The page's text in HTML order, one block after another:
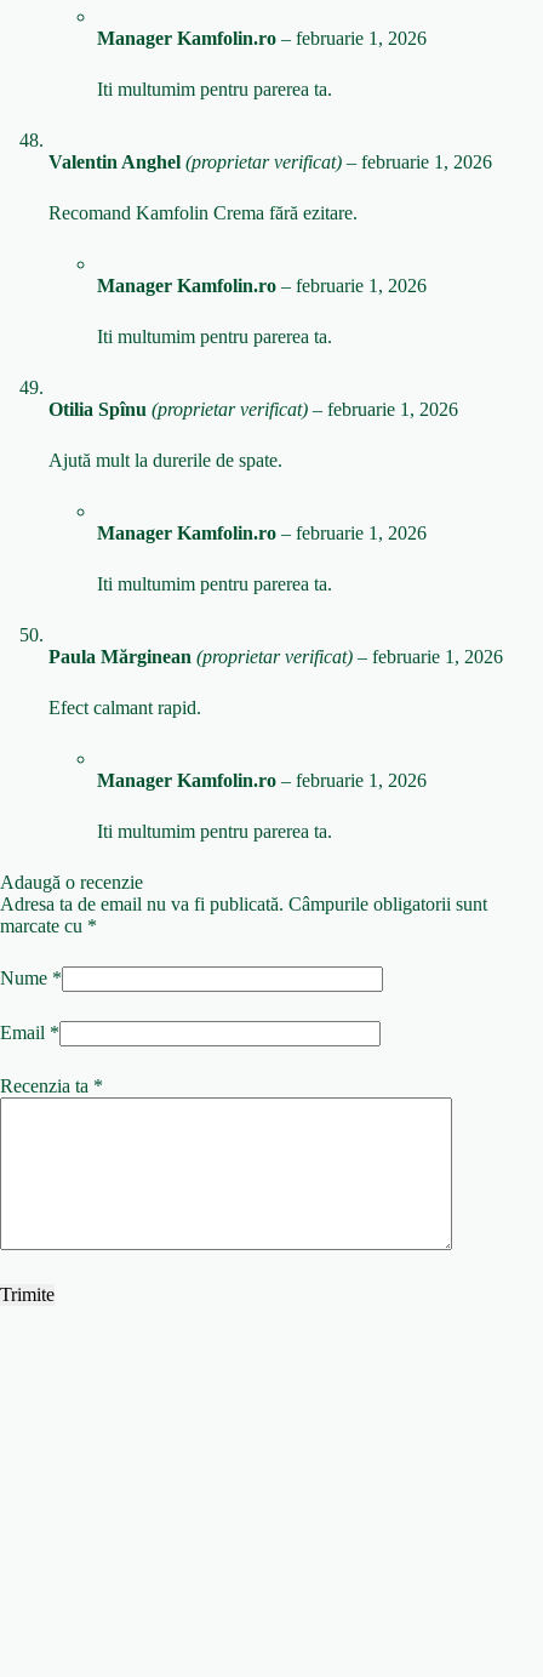
Manager Kamfolin.ro – februarie 1, 2026
Iti multumim pentru parerea ta.
Valentin Anghel (proprietar verificat) – februarie 1, 2026
Recomand Kamfolin Crema fără ezitare.
Manager Kamfolin.ro – februarie 1, 2026
Iti multumim pentru parerea ta.
Otilia Spînu (proprietar verificat) – februarie 1, 2026
Ajută mult la durerile de spate.
Manager Kamfolin.ro – februarie 1, 2026
Iti multumim pentru parerea ta.
Paula Mărginean (proprietar verificat) – februarie 1, 2026
Efect calmant rapid.
Manager Kamfolin.ro – februarie 1, 2026
Iti multumim pentru parerea ta.
Adaugă o recenzie
Adresa ta de email nu va fi publicată. Câmpurile obligatorii sunt
marcate cu *
Nume *
Email *
Recenzia ta *
Trimite